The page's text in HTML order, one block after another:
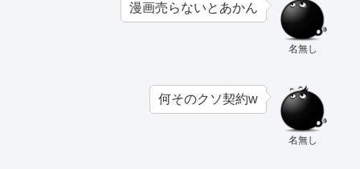
名無し
漫画売らないとあかん
名無し
何そのクソ契約w